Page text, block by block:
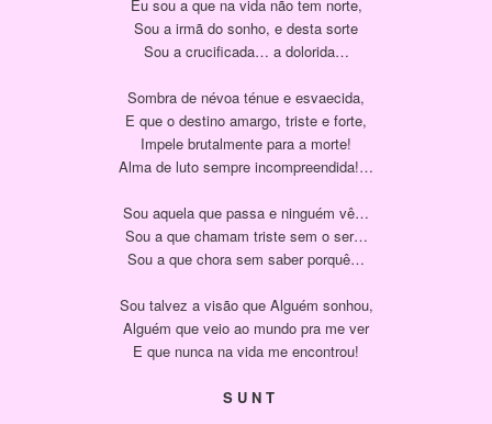
Eu sou a que na vida não tem norte,
Sou a irmã do sonho, e desta sorte
Sou a crucificada… a dolorida…
Sombra de névoa ténue e esvaecida,
E que o destino amargo, triste e forte,
Impele brutalmente para a morte!
Alma de luto sempre incompreendida!…
Sou aquela que passa e ninguém vê…
Sou a que chamam triste sem o ser…
Sou a que chora sem saber porquê…
Sou talvez a visão que Alguém sonhou,
Alguém que veio ao mundo pra me ver
E que nunca na vida me encontrou!
S U N T